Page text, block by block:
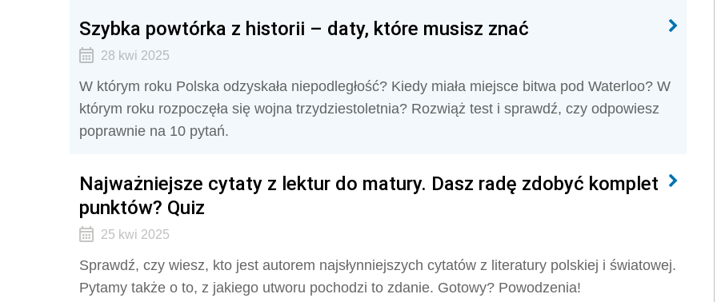
Szybka powtórka z historii – daty, które musisz znać
28 kwi 2025
W którym roku Polska odzyskała niepodległość? Kiedy miała miejsce bitwa pod Waterloo? W
którym roku rozpoczęła się wojna trzydziestoletnia? Rozwiąż test i sprawdź, czy odpowiesz
poprawnie na 10 pytań.
Najważniejsze cytaty z lektur do matury. Dasz radę zdobyć komplet
punktów? Quiz
25 kwi 2025
Sprawdź, czy wiesz, kto jest autorem najsłynniejszych cytatów z literatury polskiej i światowej.
Pytamy także o to, z jakiego utworu pochodzi to zdanie. Gotowy? Powodzenia!